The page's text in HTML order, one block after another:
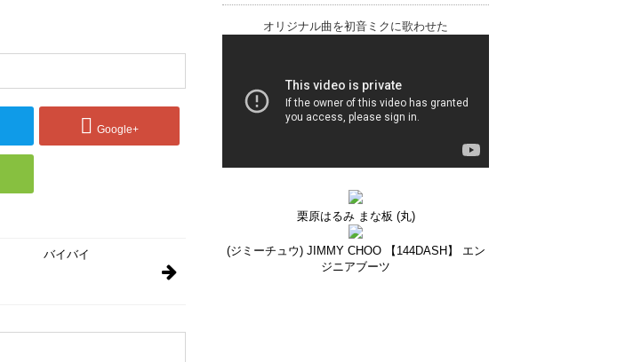
Google+
バイバイ
オリジナル曲を初音ミクに歌わせた
栗原はるみ まな板 (丸)
(ジミーチュウ) JIMMY CHOO 【144DASH】 エン
ジニアブーツ